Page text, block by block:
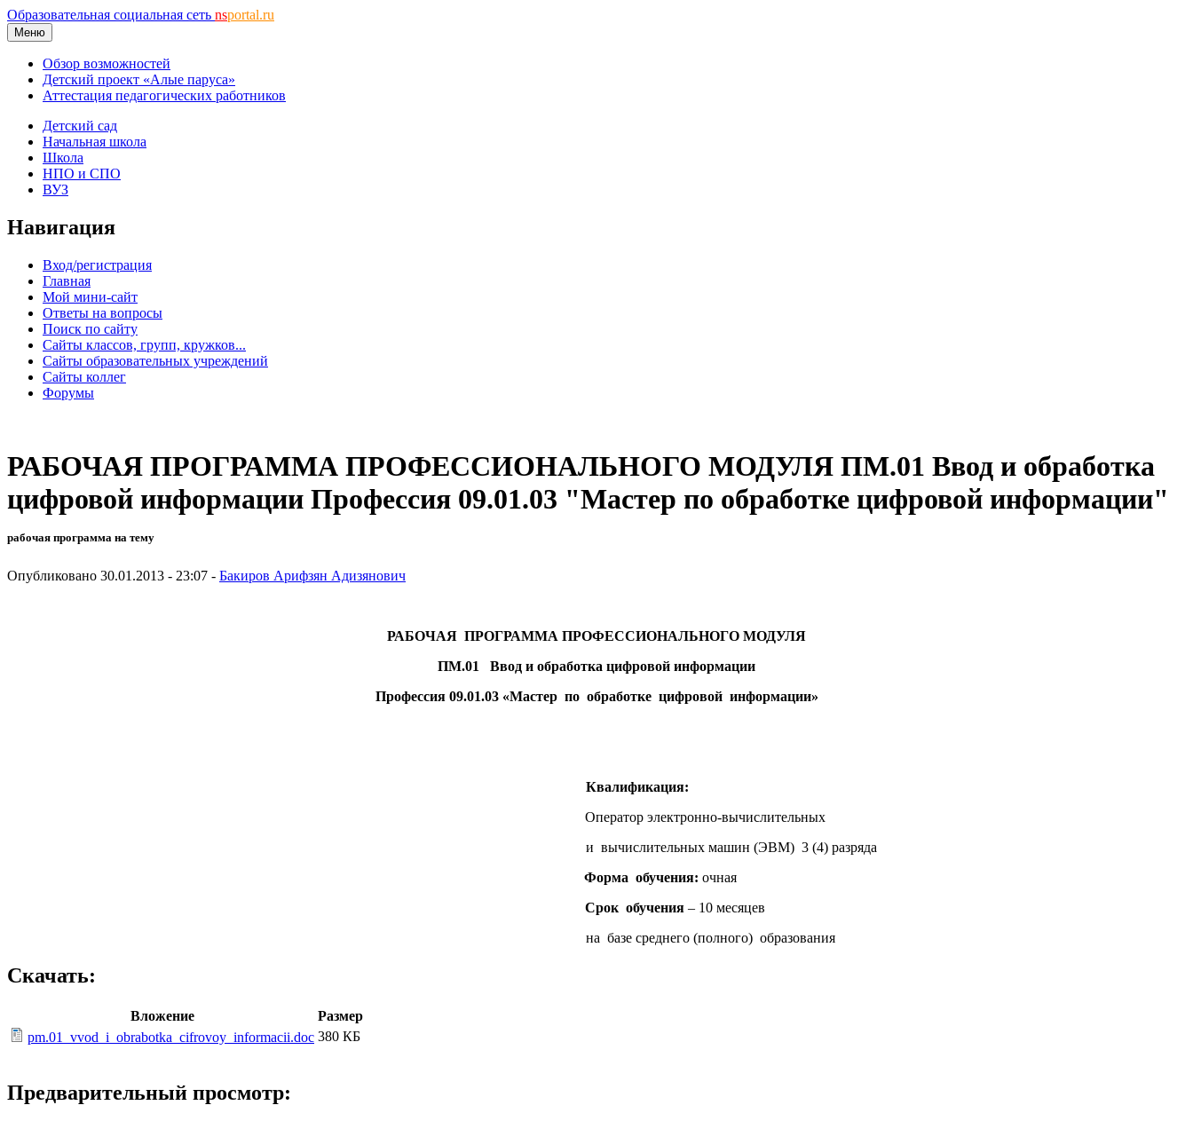
Образовательная социальная сеть nsportal.ru
Меню
Обзор возможностей
Детский проект «Алые паруса»
Аттестация педагогических работников
Детский сад
Начальная школа
Школа
НПО и СПО
ВУЗ
Навигация
Вход/регистрация
Главная
Мой мини-сайт
Ответы на вопросы
Поиск по сайту
Сайты классов, групп, кружков...
Сайты образовательных учреждений
Сайты коллег
Форумы
РАБОЧАЯ ПРОГРАММА ПРОФЕССИОНАЛЬНОГО МОДУЛЯ ПМ.01 Ввод и обработка
цифровой информации Профессия 09.01.03 "Мастер по обработке цифровой информации"
рабочая программа на тему
Опубликовано 30.01.2013 - 23:07 - Бакиров Арифзян Адизянович
РАБОЧАЯ ПРОГРАММА ПРОФЕССИОНАЛЬНОГО МОДУЛЯ
ПМ.01 Ввод и обработка цифровой информации
Профессия 09.01.03 «Мастер по обработке цифровой информации»
Квалификация:
Оператор электронно-вычислительных
и вычислительных машин (ЭВМ) 3 (4) разряда
Форма обучения: очная
Срок обучения– 10 месяцев
на базе среднего (полного) образования
Скачать:
Вложение
Размер
pm.01_vvod_i_obrabotka_cifrovoy_informacii.doc 380 КБ
Предварительный просмотр: